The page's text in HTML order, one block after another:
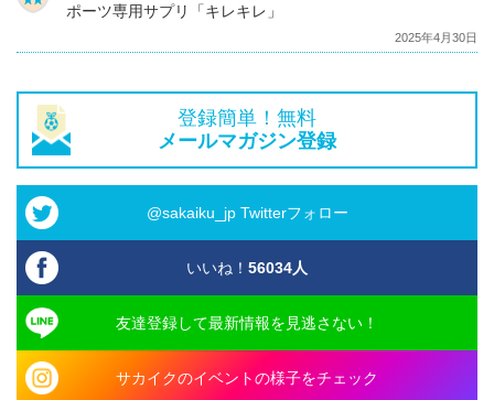
ポーツ専用サプリ「キレキレ」
2025年4月30日
登録簡単！無料
メールマガジン登録
@sakaiku_jp Twitterフォロー
いいね！ 56034人
友達登録して最新情報を見逃さない！
サカイクのイベントの様子をチェック